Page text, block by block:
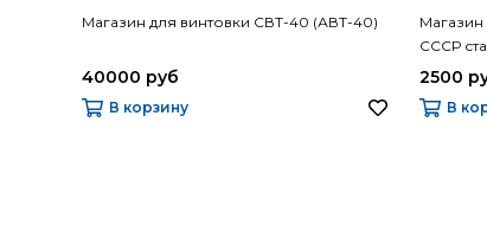
Магазин для винтовки СВТ-40 (АВТ-40)
40000 руб
В корзину
Магазин
СССР
2500
В